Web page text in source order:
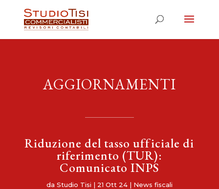
AGGIORNAMENTI
Riduzione del tasso ufficiale di
riferimento (TUR):
Comunicato INPS
da Studio Tisi | 21 Ott 24| News fiscali